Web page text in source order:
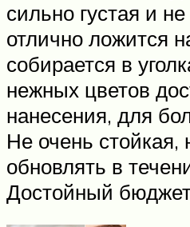
сильно густая и
отлично ложится
собирается в
нежных цветов
нанесения, для
Не очень стойкая,
обновлять в
Достойный